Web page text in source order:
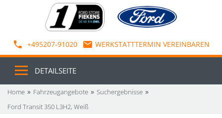
+495207-91020 WERKSTATTTERMIN VEREINBAREN
DETAILSEITE
Home Fahrzeugangebote
Suchergebnisse
Ford Transit 350 L3H2, Weiß